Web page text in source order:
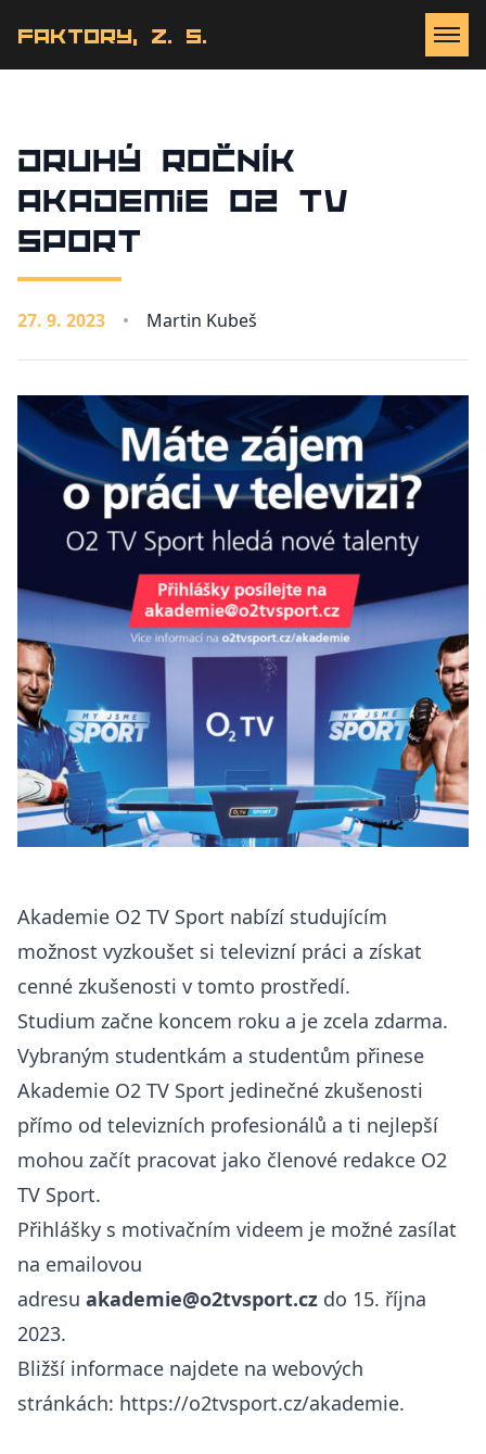
Faktory, z. s.
Druhý ročník
Akademie O2 TV
Sport
27. 9. 2023 • Martin Kubeš
Akademie O2 TV Sport nabízí studujícím
možnost vyzkoušet si televizní práci a získat
cenné zkušenosti v tomto prostředí.
Studium začne koncem roku a je zcela zdarma.
Vybraným studentkám a studentům přinese
Akademie O2 TV Sport jedinečné zkušenosti
přímo od televizních profesionálů a ti nejlepší
mohou začít pracovat jako členové redakce O2
TV Sport.
Přihlášky s motivačním videem je možné zasílat
na emailovou
adresu akademie@o2tvsport.cz do 15. října
2023.
Bližší informace najdete na webových
stránkách: https://o2tvsport.cz/akademie.